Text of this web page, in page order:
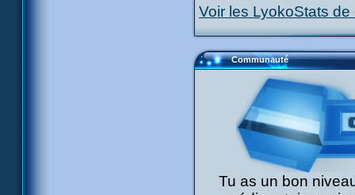
Voir les LyokoStats
Communauté
Tu as un bon